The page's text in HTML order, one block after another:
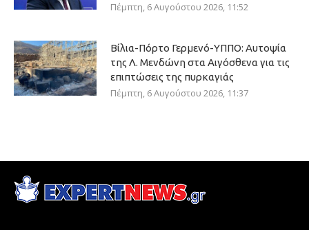
Πέμπτη, 6 Αυγούστου 2026, 11:52
Βίλια-Πόρτο Γερμενό-ΥΠΠΟ: Αυτοψία
της Λ. Μενδώνη στα Αιγόσθενα για τις
επιπτώσεις της πυρκαγιάς
Πέμπτη, 6 Αυγούστου 2026, 11:37